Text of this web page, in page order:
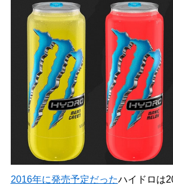
2016年に発売予定だったハイドロは